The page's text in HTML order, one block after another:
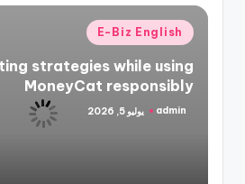
نُشر
في
E-Biz English
strategies while using
MoneyCat responsibly
تمّ
admin يوليو 5, 2026